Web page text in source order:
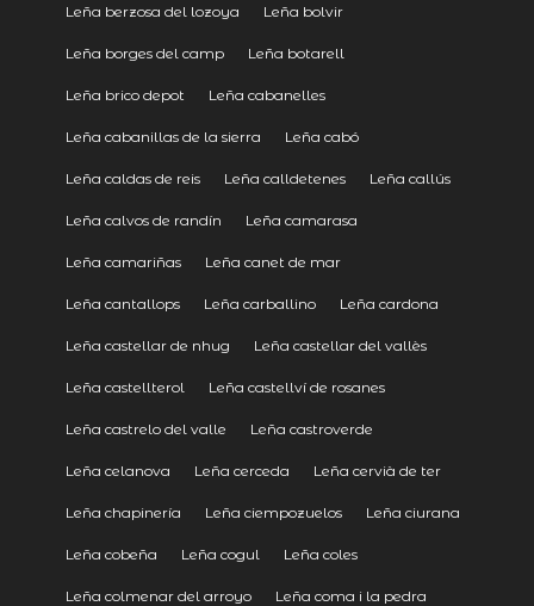
Leña berzosa del lozoya Leña bolvir
Leña borges del camp Leña botarell
Leña brico depot Leña cabanelles
Leña cabanillas de la sierra Leña cabó
Leña caldas de reis Leña calldetenes Leña callús
Leña calvos de randín Leña camarasa
Leña camariñas Leña canet de mar
Leña cantallops Leña carballino Leña cardona
Leña castellar de nhug Leña castellar del vallès
Leña castellterol Leña castellví de rosanes
Leña castrelo del valle Leña castroverde
Leña celanova Leña cerceda Leña cervià de ter
Leña chapinería Leña ciempozuelos Leña ciurana
Leña cobeña Leña cogul Leña coles
Leña colmenar del arroyo Leña coma i la pedra